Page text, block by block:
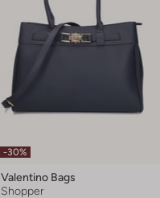
-30%
Valentino Bags
Shopper